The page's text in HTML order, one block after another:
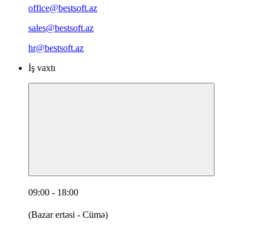
office@bestsoft.az
sales@bestsoft.az
hr@bestsoft.az
İş vaxtı
09:00 - 18:00
(Bazar ertəsi - Cümə)